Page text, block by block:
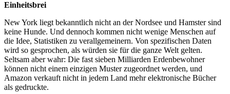
Einheitsbrei
New York liegt bekanntlich nicht an der Nordsee und Hamster sind
keine Hunde. Und dennoch kommen nicht wenige Menschen auf
die Idee, Statistiken zu verallgemeinern. Von spezifischen Daten
wird so gesprochen, als würden sie für die ganze Welt gelten.
Seltsam aber wahr: Die fast sieben Milliarden Erdenbewohner
können nicht einem einzigen Muster zugeordnet werden, und
Amazon verkauft nicht in jedem Land mehr elektronische Bücher
als gedruckte.